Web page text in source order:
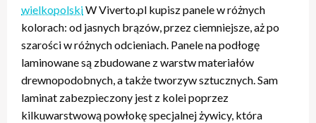
wielkopolskiW Viverto.pl kupisz panele w różnych
kolorach: od jasnych brązów, przez ciemniejsze, aż po
szarości w różnych odcieniach. Panele na podłogę
laminowane są zbudowane z warstw materiałów
drewnopodobnych, a także tworzyw sztucznych. Sam
laminat zabezpieczony jest z kolei poprzez
kilkuwarstwową powłokę specjalnej żywicy, która